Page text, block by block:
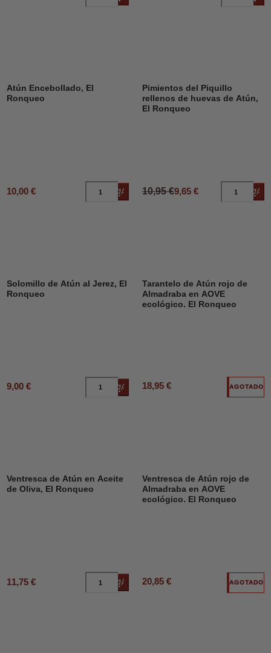
Atún Encebollado, El
Ronqueo
10,00 € Añadir al carrito
DESCUENTO
Pimientos del Piquillo
rellenos de huevas de Atún,
El Ronqueo
10,95 €9,65 €
Solomillo de Atún al Jerez, El
Ronqueo
9,00 € Añadir al carrito
Tarantelo de Atún rojo de
Almadraba en AOVE
ecológico. El Ronqueo
18,95 € AGOTADO
Ventresca de Atún en Aceite
de Oliva, El Ronqueo
11,75 € Añadir al carrito
Ventresca de Atún rojo de
Almadraba en AOVE
ecológico. El Ronqueo
20,85 € AGOTADO